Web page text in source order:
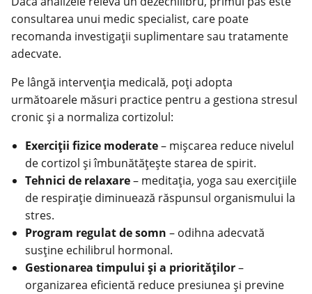
consultarea unui medic specialist, care poate
recomanda investigații suplimentare sau tratamente
adecvate.
Pe lângă intervenția medicală, poți adopta
următoarele măsuri practice pentru a gestiona stresul
cronic și a normaliza cortizolul:
Exerciții fizice moderate– mișcarea reduce nivelul
de cortizol și îmbunătățește starea de spirit.
Tehnici de relaxare– meditația, yoga sau exercițiile
de respirație diminuează răspunsul organismului la
stres.
Program regulat de somn – odihna adecvată
susține echilibrul hormonal.
Gestionarea timpului și a priorităților–
organizarea eficientă reduce presiunea și previne